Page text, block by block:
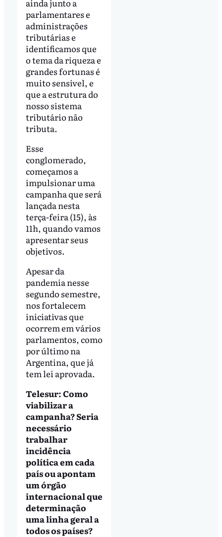
ainda junto a
parlamentares e
administrações
tributárias e
identificamos que
o tema da riqueza e
grandes fortunas é
muito sensível, e
que a estrutura do
nosso sistema
tributário não
tributa.
Esse
conglomerado,
começamos a
impulsionar uma
campanha que será
lançada nesta
terça-feira (15), às
11h, quando vamos
apresentar seus
objetivos.
Apesar da
pandemia nesse
segundo semestre,
nos fortalecem
iniciativas que
ocorrem em vários
parlamentos, como
por último na
Argentina, que já
tem lei aprovada.
Telesur: Como
viabilizar a
campanha? Seria
necessário
trabalhar
incidência
política em cada
país ou apontam
um órgão
internacional que
determinação
uma linha geral a
todos os países?